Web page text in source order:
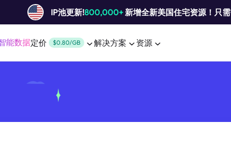
IP池更新!800,000+新增全新美国住宅资源！只需
能数据定价 $0.80/GB 解决方案 资源